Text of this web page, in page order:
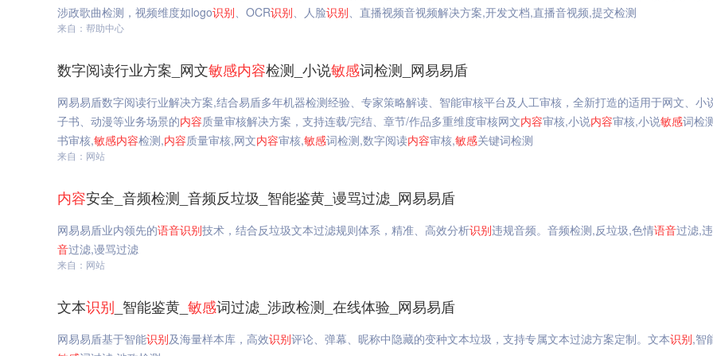
涉政歌曲检测，视频维度如logo识别、OCR识别、人脸识别、直播视频音视频解决方案,开发文档,直播音视频,提交检测
来自：帮助中心
数字阅读行业方案_网文敏感内容检测_小说敏感词检测_网易易盾
网易易盾数字阅读行业解决方案,结合易盾多年机器检测经验、专家策略解读、智能审核平台及人工审核，全新打造的适用于网文、小
子书、动漫等业务场景的内容质量审核解决方案，支持连载/完结、章节/作品多重维度审核网文内容审核,小说内容审核,小说敏感词检
书审核,敏感内容检测,内容质量审核,网文内容审核,敏感词检测,数字阅读内容审核,敏感关键词检测
来自：网站
内容安全_音频检测_音频反垃圾_智能鉴黄_谩骂过滤_网易易盾
网易易盾业内领先的语音识别技术，结合反垃圾文本过滤规则体系，精准、高效分析识别违规音频。音频检测,反垃圾,色情语音过滤,
音过滤,谩骂过滤
来自：网站
文本识别 _智能鉴黄_ 敏感词过滤_涉政检测_在线体验_网易易盾
网易易盾基于智能识别及海量样本库，高效识别评论、弹幕、昵称中隐藏的变种文本垃圾，支持专属文本过滤方案定制。文本识别,智